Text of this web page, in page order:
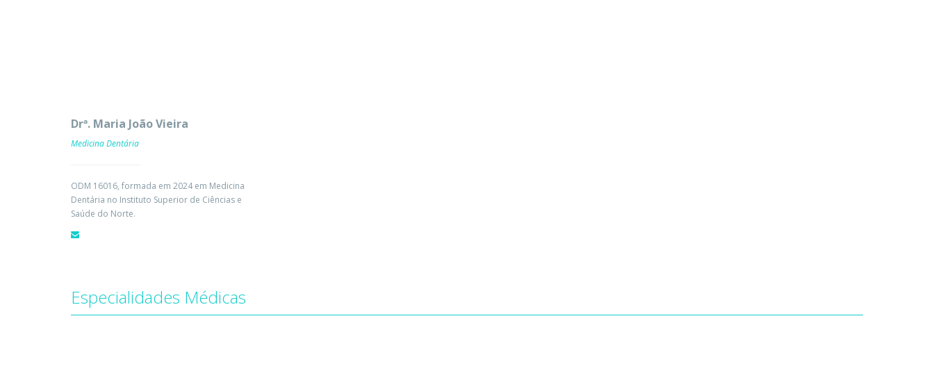
Drª. Maria João Vieira
Medicina Dentária
ODM 16016, formada em 2024 em Medicina
Dentária no Instituto Superior de Ciências e
Saúde do Norte.
Especialidades Médicas